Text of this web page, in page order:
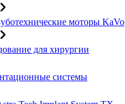
моторы KaVo
для хирургии
системы